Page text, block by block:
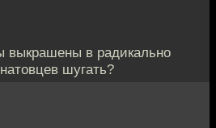
выкрашены в радикально
шугать?